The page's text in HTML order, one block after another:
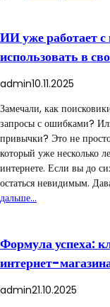
ИИ уже работает
использовать в
admin10.11.2025
Замечали, как
запросы с ошибками?
привычки? Это не
который уже несколько
интернете. Если вы до
остаться невидимым.
дальше…
Формула успеха:
интернет-
admin21.10.2025